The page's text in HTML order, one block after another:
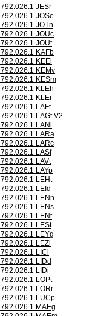
792.026.1 JESr
792.026.1 JOSe
792.026.1 JOTn
792.026.1 JOUc
792.026.1 JOUt
792.026.1 KAFb
792.026.1 KEEl
792.026.1 KEMv
792.026.1 KESm
792.026.1 KLEh
792.026.1 KLEr
792.026.1 LAFt
792.026.1 LAGt V2
792.026.1 LANl
792.026.1 LARa
792.026.1 LARc
792.026.1 LASf
792.026.1 LAVt
792.026.1 LAYp
792.026.1 LEHt
792.026.1 LEId
792.026.1 LENn
792.026.1 LENs
792.026.1 LENt
792.026.1 LESt
792.026.1 LEYg
792.026.1 LEZi
792.026.1 LICl
792.026.1 LIDd
792.026.1 LIDi
792.026.1 LOPt
792.026.1 LORr
792.026.1 LUCp
792.026.1 MAEg